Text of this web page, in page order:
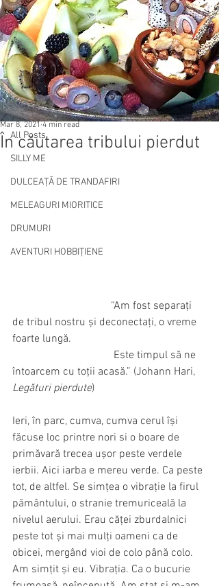
Post
All Posts
SILLY ME
DULCEAȚĂ DE TRANDAFIRI
MELEAGURI MIORITICE
DRUMURI
AVENTURI HOBBIȚIENE
All Posts
În căutarea tribului pierdut
Mar 8, 2021 4 min read
de tribul nostru și deconectați, o vreme
foarte lungă.
întoarcem cu toții acasă.” (Johann Hari,
Legături pierdute)
Ieri, în parc, cumva, cumva cerul își
făcuse loc printre nori si o boare de
primăvară trecea ușor peste verdele
ierbii. Aici iarba e mereu verde. Ca peste
tot, de altfel. Se simțea o vibrație la firul
pământului, o stranie tremuriceală la
nivelul aerului. Erau căței zburdalnici
peste tot și mai mulți oameni ca de
obicei, mergând vioi de colo până colo.
Am simțit și eu. Vibrația. Ca o bucurie